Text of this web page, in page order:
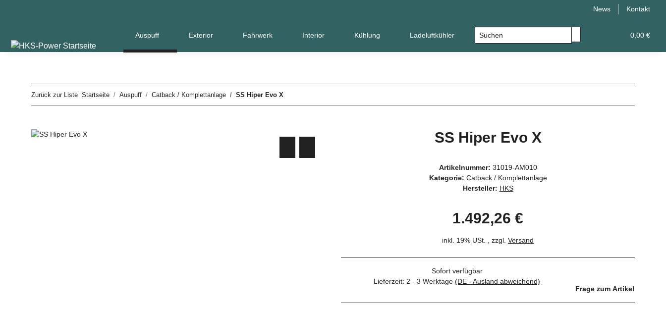
News Kontakt
0,00 €
Auspuff Exterior Fahrwerk Interior Kühlung Ladeluftkühler Leistungsupgrade
Zurück zur Liste Startseite Auspuff Catback / Komplettanlage SS Hiper Evo X
SS Hiper Evo X
Artikelnummer: 31019-AM010
Kategorie: Catback / Komplettanlage
Hersteller: HKS
1.492,26 €
inkl. 19% USt. , zzgl. Versand
Sofort verfügbar
Lieferzeit: 2 - 3 Werktage (DE - Ausland abweichend)
Frage zum Artikel